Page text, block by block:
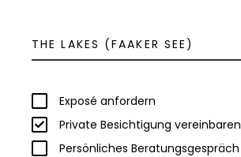
THE LAKES (FAAKER SEE)
Exposé anfordern
Private Besichtigung vereinbaren
Persönliches Beratungsgespräch